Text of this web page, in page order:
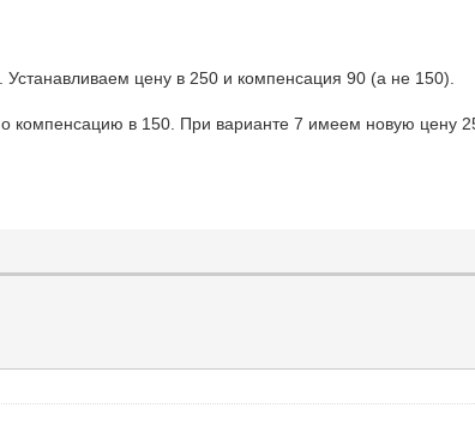
цену в 250 и компенсация 90 (а не 150).
компенсацию в 150. При варианте 7 имеем новую цену